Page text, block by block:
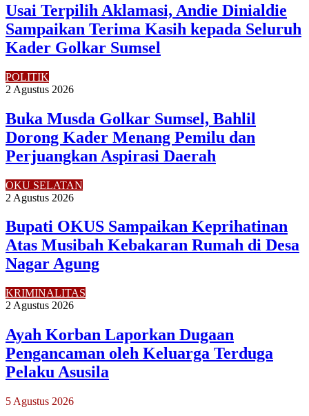
Usai Terpilih Aklamasi, Andie Dinialdie
Sampaikan Terima Kasih kepada Seluruh
Kader Golkar Sumsel
POLITIK
2 Agustus 2026
Buka Musda Golkar Sumsel, Bahlil
Dorong Kader Menang Pemilu dan
Perjuangkan Aspirasi Daerah
OKU SELATAN
2 Agustus 2026
Bupati OKUS Sampaikan Keprihatinan
Atas Musibah Kebakaran Rumah di Desa
Nagar Agung
KRIMINALITAS
2 Agustus 2026
Ayah Korban Laporkan Dugaan
Pengancaman oleh Keluarga Terduga
Pelaku Asusila
5 Agustus 2026